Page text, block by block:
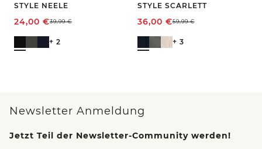
STYLE NEELE
24,00 €39,99€
+ 2
STYLE SCARLETT
36,00 €59,99€
+ 3
Newsletter Anmeldung
Jetzt Teil der Newsletter-Community werden!